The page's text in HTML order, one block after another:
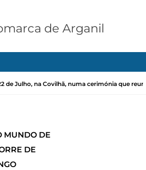
de Julho, na Covilhã, numa cerimónia que
MUNDO DE
DE